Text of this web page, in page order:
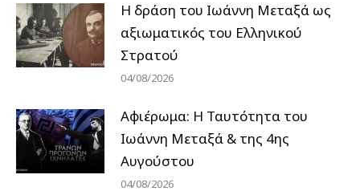
H δράση του Ιωάννη Μεταξά ως
αξιωματικός του Ελληνικού
Στρατού
04/08/2026
Αφιέρωμα: Η Ταυτότητα του
Ιωάννη Μεταξά & της 4ης
Αυγούστου
04/08/2026